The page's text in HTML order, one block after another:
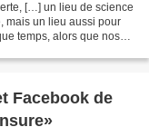
[…] un lieu de science
mais un lieu aussi pour
temps, alors que nos
Facebook de